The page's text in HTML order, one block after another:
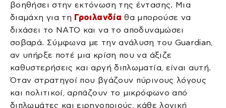
βοηθήσει στην εκτόνωση της έντασης. Μια
διαμάχη για τη Γροιλανδία θα μπορούσε να
διχάσει το ΝΑΤΟ και να το αποδυναμώσει
σοβαρά. Σύμφωνα με την ανάλυση του Guardian,
αν υπήρξε ποτέ μια κρίση που να άξιζε
καθυστερήσεις και αργή διπλωματία, είναι αυτή.
Όταν στρατηγοί που βγάζουν πύρινους λόγους
και πολιτικοί, αρπάζουν το μικρόφωνο από
διπλωμάτες και ειρηνοποιούς, κάθε λογική